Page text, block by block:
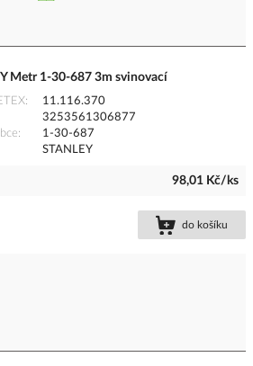
Metr 1-30-687 3m svinovací
11.116.370
3253561306877
1-30-687
STANLEY
98,01 Kč/ks
do košíku